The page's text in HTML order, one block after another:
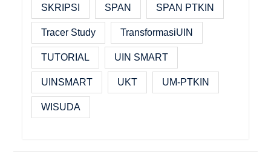
SKRIPSI SPAN SPAN PTKIN
Tracer Study TransformasiUIN
TUTORIAL UIN SMART
UINSMART UKT UM-PTKIN
WISUDA